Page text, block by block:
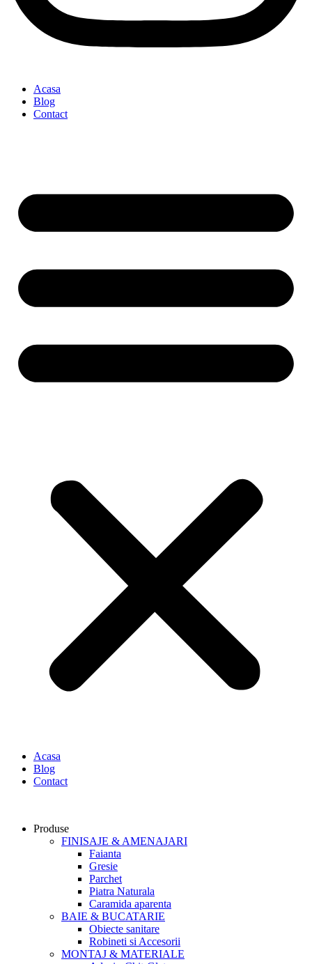
Acasa
Blog
Contact
Acasa
Blog
Contact
Produse
FINISAJE & AMENAJARI
Faianta
Gresie
Parchet
Piatra Naturala
Caramida aparenta
BAIE & BUCATARIE
Obiecte sanitare
Robineti si Accesorii
MONTAJ & MATERIALE